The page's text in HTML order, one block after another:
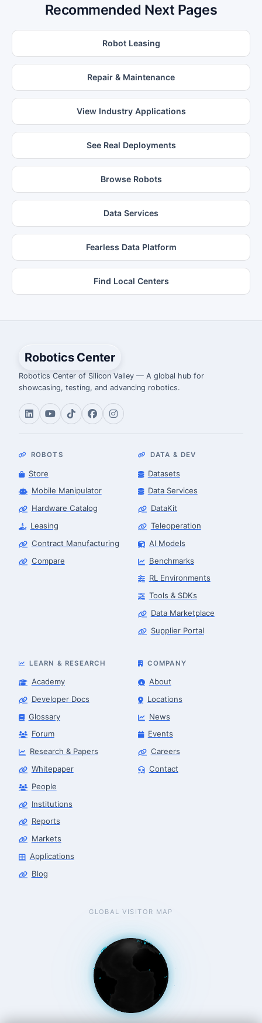
Recommended Next Pages
Robot Leasing
Repair & Maintenance
View Industry Applications
See Real Deployments
Browse Robots
Data Services
Fearless Data Platform
Find Local Centers
Robotics Center
Robotics Center of Silicon Valley — A global hub for
showcasing, testing, and advancing robotics.
ROBOTS
Store
Mobile Manipulator
Hardware Catalog
Leasing
Contract Manufacturing
Compare
DATA & DEV
Datasets
Data Services
DataKit
Teleoperation
AI Models
Benchmarks
RL Environments
Tools & SDKs
Data Marketplace
Supplier Portal
LEARN & RESEARCH
Academy
Developer Docs
Glossary
Forum
Research & Papers
Whitepaper
People
Institutions
Reports
Markets
Applications
Blog
COMPANY
About
Locations
News
Events
Careers
Contact
GLOBAL VISITOR MAP
Robotics Advisor